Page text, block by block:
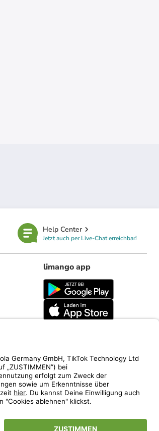
Help Center
Jetzt auch per Live-Chat erreichbar!
limango app
limango.nl limango.pl